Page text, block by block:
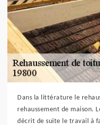
Dans la littérature le
rehaussement de maison.
décrit de suite le travail à